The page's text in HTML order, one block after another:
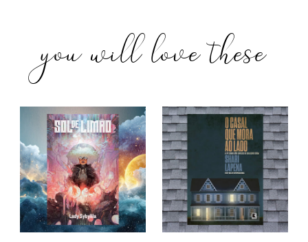
you will love these